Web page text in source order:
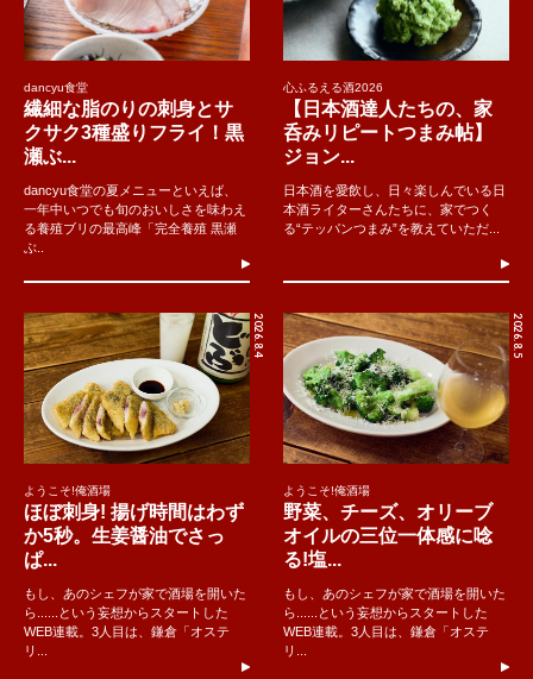
dancyu食堂
繊細な脂のりの刺身とサ
クサク3種盛りフライ！黒
瀬ぶ...
dancyu食堂の夏メニューといえば、
一年中いつでも旬のおいしさを味わえ
る養殖ブリの最高峰「完全養殖 黒瀬
ぶ..
心ふるえる酒2026
【日本酒達人たちの、家
呑みリピートつまみ帖】
ジョン...
日本酒を愛飲し、日々楽しんでいる日
本酒ライターさんたちに、家でつく
る“テッパンつまみ”を教えていただ...
2026.8.4
ようこそ!俺酒場
ほぼ刺身! 揚げ時間はわず
か5秒。生姜醤油でさっ
ぱ...
もし、あのシェフが家で酒場を開いた
ら......という妄想からスタートした
WEB連載。3人目は、鎌倉「オステ
リ...
2026.8.5
ようこそ!俺酒場
野菜、チーズ、オリーブ
オイルの三位一体感に唸
る!塩...
もし、あのシェフが家で酒場を開いた
ら......という妄想からスタートした
WEB連載。3人目は、鎌倉「オステ
リ...